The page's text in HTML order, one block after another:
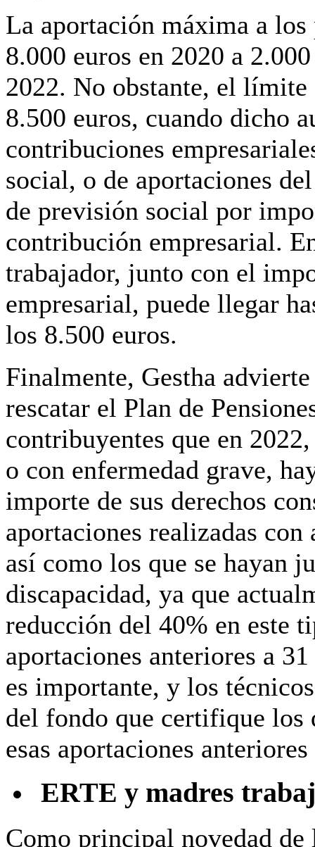
La aportación máxima a
8.000 euros en 2020 a
2022. No obstante, el límite
8.500 euros, cuando dicho
contribuciones
social, o de aportaciones
de previsión social por
contribución empresarial.
trabajador, junto con el
empresarial, puede llegar
los 8.500 euros.
Finalmente, Gestha
rescatar el Plan de
contribuyentes que en
o con enfermedad grave,
importe de sus derechos
aportaciones realizadas
así como los que se hayan
discapacidad, ya que
reducción del 40% en este
aportaciones anteriores a
es importante, y los
del fondo que certifique los
esas aportaciones
ERTE y madres
Como principal novedad de